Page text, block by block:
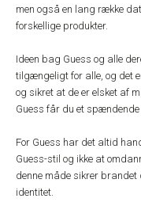
men også en lang række
forskellige produkter.
Ideen bag Guess og alle
tilgængeligt for alle, og det
og sikret at de er elsket af
Guess får du et
For Guess har det altid
Guess-stil og ikke at
denne måde sikrer brandet
identitet.